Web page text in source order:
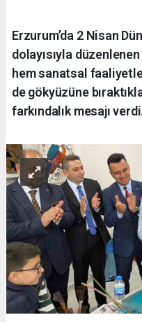
VerenErzurum’da 2 Nisan
dolayısıyla
hem sanatsal
de gökyüzüne
farkındalık mesajı